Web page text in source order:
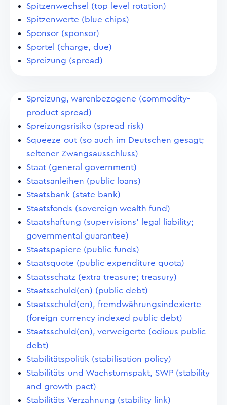
Spitzenwechsel (top-level rotation)
Spitzenwerte (blue chips)
Sponsor (sponsor)
Sportel (charge, due)
Spreizung (spread)
Spreizung, warenbezogene (commodity-
product spread)
Spreizungsrisiko (spread risk)
Squeeze-out (so auch im Deutschen gesagt;
seltener Zwangsausschluss)
Staat (general government)
Staatsanleihen (public loans)
Staatsbank (state bank)
Staatsfonds (sovereign wealth fund)
Staatshaftung (supervisions' legal liability;
governmental guarantee)
Staatspapiere (public funds)
Staatsquote (public expenditure quota)
Staatsschatz (extra treasure; treasury)
Staatsschuld(en) (public debt)
Staatsschuld(en), fremdwährungsindexierte
(foreign currency indexed public debt)
Staatsschuld(en), verweigerte (odious public
debt)
Stabilitätspolitik (stabilisation policy)
Stabilitäts-und Wachstumspakt, SWP (stability
and growth pact)
Stabilitäts-Verzahnung (stability link)